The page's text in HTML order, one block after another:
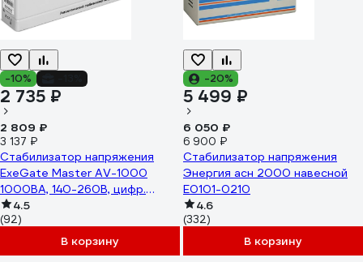
-10%
2 735 ₽
2 809 ₽
3 137 ₽
Стабилизатор напряжения
ExeGate Master AV-1000
1000ВА, 140-260В, цифр.
индикация вход вых.
напряжения, 220В-8%, КПД
98%, 5 уровней защиты,
задержка, метал.корпус
4.5
(92)
В корзину
-20%
5 499 ₽
6 050 ₽
6 900 ₽
Стабилизатор напряжения
Энергия асн 2000 навесной
Е0101-0210
4.6
(332)
В корзину